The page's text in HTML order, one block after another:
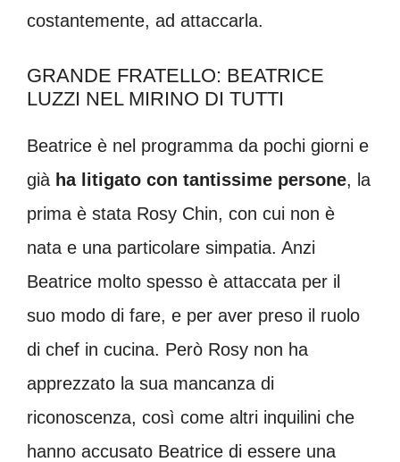
costantemente, ad attaccarla.
GRANDE FRATELLO: BEATRICE
LUZZI NEL MIRINO DI TUTTI
Beatrice è nel programma da pochi giorni e
già ha litigato con tantissime persone, la
prima è stata Rosy Chin, con cui non è
nata e una particolare simpatia. Anzi
Beatrice molto spesso è attaccata per il
suo modo di fare, e per aver preso il ruolo
di chef in cucina. Però Rosy non ha
apprezzato la sua mancanza di
riconoscenza, così come altri inquilini che
hanno accusato Beatrice di essere una